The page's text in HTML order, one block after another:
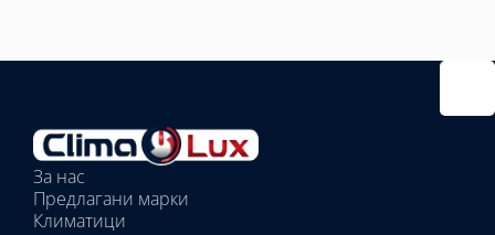
Избрани
вътрешни
тела:
Избрано
тяло:
За нас
Предлагани марки
Климатици